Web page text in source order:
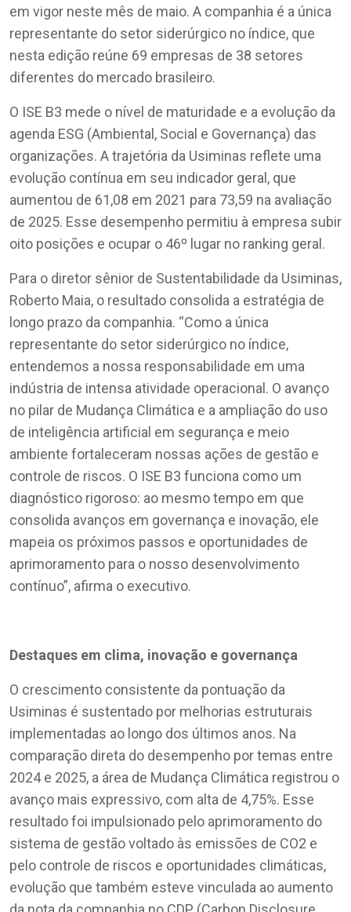
em vigor neste mês de maio. A companhia é a única
representante do setor siderúrgico no índice, que
nesta edição reúne 69 empresas de 38 setores
diferentes do mercado brasileiro.
O ISE B3 mede o nível de maturidade e a evolução da
agenda ESG (Ambiental, Social e Governança) das
organizações. A trajetória da Usiminas reflete uma
evolução contínua em seu indicador geral, que
aumentou de 61,08 em 2021 para 73,59 na avaliação
de 2025. Esse desempenho permitiu à empresa subir
oito posições e ocupar o 46º lugar no ranking geral.
Para o diretor sênior de Sustentabilidade da Usiminas,
Roberto Maia, o resultado consolida a estratégia de
longo prazo da companhia. “Como a única
representante do setor siderúrgico no índice,
entendemos a nossa responsabilidade em uma
indústria de intensa atividade operacional. O avanço
no pilar de Mudança Climática e a ampliação do uso
de inteligência artificial em segurança e meio
ambiente fortaleceram nossas ações de gestão e
controle de riscos. O ISE B3 funciona como um
diagnóstico rigoroso: ao mesmo tempo em que
consolida avanços em governança e inovação, ele
mapeia os próximos passos e oportunidades de
aprimoramento para o nosso desenvolvimento
contínuo”, afirma o executivo.
Destaques em clima, inovação e governança
O crescimento consistente da pontuação da
Usiminas é sustentado por melhorias estruturais
implementadas ao longo dos últimos anos. Na
comparação direta do desempenho por temas entre
2024 e 2025, a área de Mudança Climática registrou o
avanço mais expressivo, com alta de 4,75%. Esse
resultado foi impulsionado pelo aprimoramento do
sistema de gestão voltado às emissões de CO2 e
pelo controle de riscos e oportunidades climáticas,
evolução que também esteve vinculada ao aumento